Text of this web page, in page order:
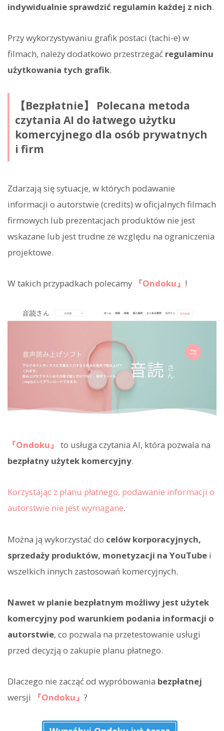
indywidualnie sprawdzić regulamin każdej z nich.
Przy wykorzystywaniu grafik postaci (tachi-e) w
filmach, należy dodatkowo przestrzegać regulaminu
użytkowania tych grafik.
【Bezpłatnie】 Polecana metoda
czytania AI do łatwego użytku
komercyjnego dla osób prywatnych
i firm
Zdarzają się sytuacje, w których podawanie
informacji o autorstwie (credits) w oficjalnych filmach
firmowych lub prezentacjach produktów nie jest
wskazane lub jest trudne ze względu na ograniczenia
projektowe.
W takich przypadkach polecamy 『Ondoku』 !
『Ondoku』 to usługa czytania AI, która pozwala na
bezpłatny użytek komercyjny.
Korzystając z planu płatnego, podawanie informacji o
autorstwie nie jest wymagane.
Można ją wykorzystać do celów korporacyjnych,
sprzedaży produktów, monetyzacji na YouTube i
wszelkich innych zastosowań komercyjnych.
Nawet w planie bezpłatnym możliwy jest użytek
komercyjny pod warunkiem podania informacji o
autorstwie, co pozwala na przetestowanie usługi
przed decyzją o zakupie planu płatnego.
Dlaczego nie zacząć od wypróbowania bezpłatnej
wersji
『Ondoku』 ?